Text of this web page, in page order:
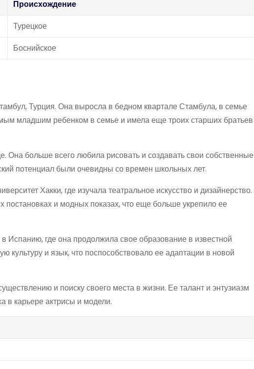
Происхождение
Турецкое
Боснийское
Турция. Она выросла в бедном квартале Стамбула, в семье
младшим ребенком в семье и имела еще троих старших братьев
Она больше всего любила рисовать и создавать свои собственные
потенциал были очевидны со времен школьных лет.
Хакки, где изучала театральное искусство и дизайнерство.
и модных показах, что еще больше укрепило ее
где она продолжила свое образование в известной
культуру и язык, что поспособствовало ее адаптации в новой
и поиску своего места в жизни. Ее талант и энтузиазм
в карьере актрисы и модели.